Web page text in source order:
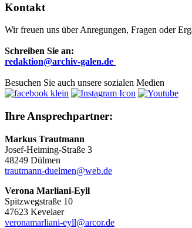
Kontakt
Wir freuen uns über Anregungen, Fragen oder
Schreiben Sie an:
redaktion@archiv-galen.de
Besuchen Sie auch unsere sozialen Medien
Ihre Ansprechpartner:
Markus Trautmann
Josef-Heiming-Straße 3
48249 Dülmen
trautmann-duelmen@web.de
Verona Marliani-Eyll
Spitzwegstraße 10
47623 Kevelaer
veronamarliani-eyll@arcor.de